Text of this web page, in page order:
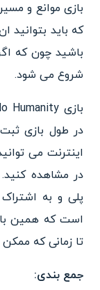
بازی موانع و
که باید بتوانید
باشید چون که
شروع می شود.
در طول بازی
اینترنت می
در مشاهده
پلی و به
است که همین
تا زمانی که
جمع بندی: